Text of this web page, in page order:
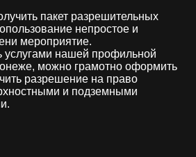
пакет разрешительных
непростое и
мероприятие.
услугами нашей профильной
можно грамотно оформить
разрешение на право
и подземными